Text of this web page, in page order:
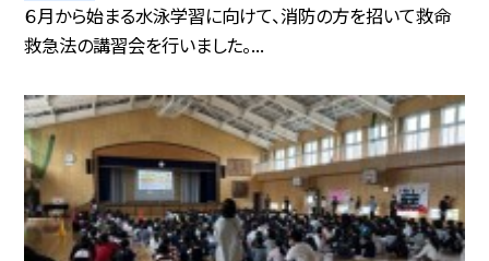
６月から始まる水泳学習に向けて、消防の方を招いて救命
救急法の講習会を行いました。...